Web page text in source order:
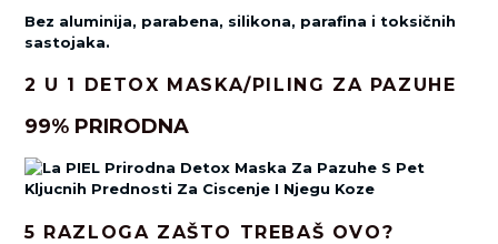
Bez aluminija, parabena, silikona, parafina i toksičnih
sastojaka.
2 U 1 DETOX MASKA/PILING ZA PAZUHE
99% PRIRODNA
5 RAZLOGA ZAŠTO TREBAŠ OVO?